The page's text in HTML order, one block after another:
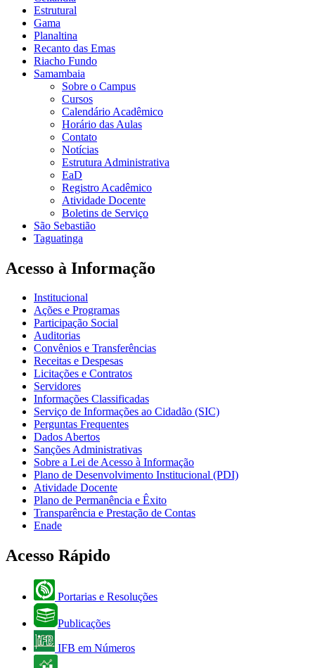
Estrutural
Gama
Planaltina
Recanto das Emas
Riacho Fundo
Samambaia
Sobre o Campus
Cursos
Calendário Acadêmico
Horário das Aulas
Contato
Notícias
Estrutura Administrativa
EaD
Registro Acadêmico
Atividade Docente
Boletins de Serviço
São Sebastião
Taguatinga
Acesso à Informação
Institucional
Ações e Programas
Participação Social
Auditorias
Convênios e Transferências
Receitas e Despesas
Licitações e Contratos
Servidores
Informações Classificadas
Serviço de Informações ao Cidadão (SIC)
Perguntas Frequentes
Dados Abertos
Sanções Administrativas
Sobre a Lei de Acesso à Informação
Plano de Desenvolvimento Institucional (PDI)
Atividade Docente
Plano de Permanência e Êxito
Transparência e Prestação de Contas
Enade
Acesso Rápido
Portarias e Resoluções
Publicações
IFB em Números